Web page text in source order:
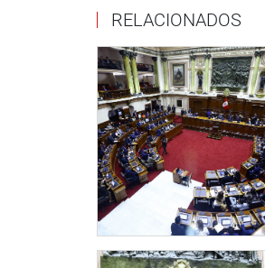
RELACIONADOS